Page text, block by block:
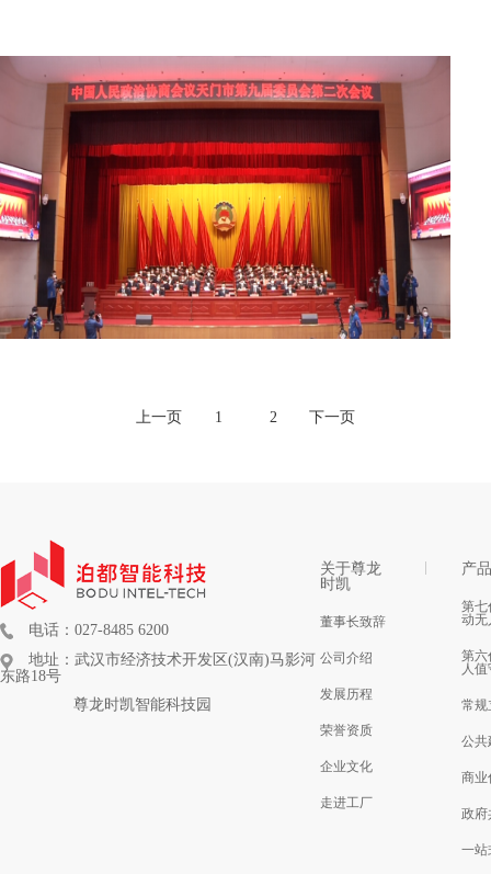
上一页 1 2 下一页
电话：027-8485 6200
地址：武汉市经济技术开发区(汉南)马影河
东路18号
尊龙时凯智能科技园
关于尊龙
时凯
董事长致辞
公司介绍
发展历程
荣誉资质
企业文化
走进工厂
产
第七
动无
第六
人
常规
公共
商业
政府
一站